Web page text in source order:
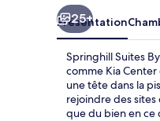
25+
Présentation
Springhill Suites
comme Kia
une tête dans la
rejoindre des
que du bien en ce